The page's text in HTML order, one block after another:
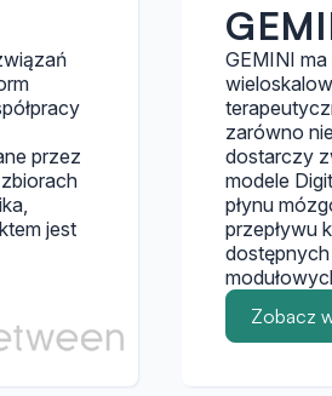
przez
jest
GEMINI
zarówno
dostarczy
modele
płynu
przepływu
Zobacz